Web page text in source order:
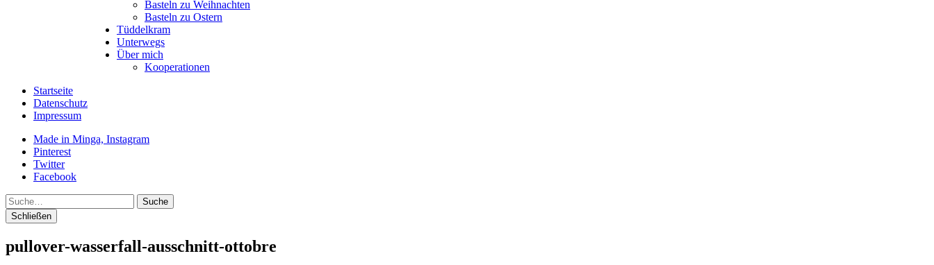
Basteln zu Weihnachten
Basteln zu Ostern
Tüddelkram
Unterwegs
Über mich
Kooperationen
Startseite
Datenschutz
Impressum
Made in Minga, Instagram
Pinterest
Twitter
Facebook
Suche
Schließen
pullover-wasserfall-ausschnitt-ottobre